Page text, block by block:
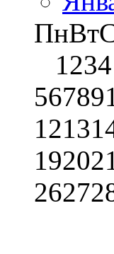
ПнВт
1234
56789
1213
1920
2627